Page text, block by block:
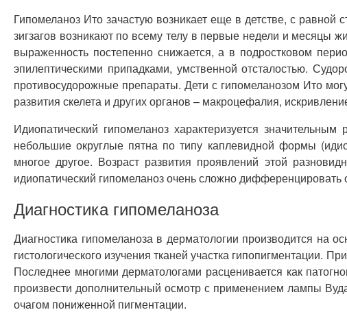
Гипомеланоз Ито зачастую возникает еще в детстве, с
зигзагов возникают по всему телу в первые недели и месяцы
выраженность постепенно снижается, а в подростковом
эпилептическими припадками, умственной отсталостью.
противосудорожные препараты. Дети с гипомеланозом Ито
развития скелета и других органов – макроцефалия,
Идиопатический гипомеланоз характеризуется
небольшие округлые пятна по типу каплевидной формы
многое другое. Возраст развития проявлений этой
идиопатический гипомеланоз очень сложно
Диагностика гипомеланоза
Диагностика гипомеланоза в дерматологии производится на
гистологического изучения тканей участка
Последнее многими дерматологами расценивается как
произвести дополнительный осмотр с применением лампы
очагом пониженной пигментации.